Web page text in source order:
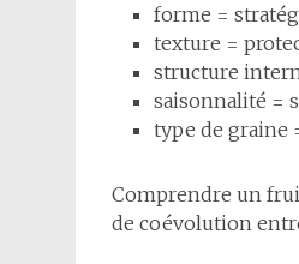
forme =
texture =
structure
saisonnalité =
type de graine
Comprendre un
de coévolution